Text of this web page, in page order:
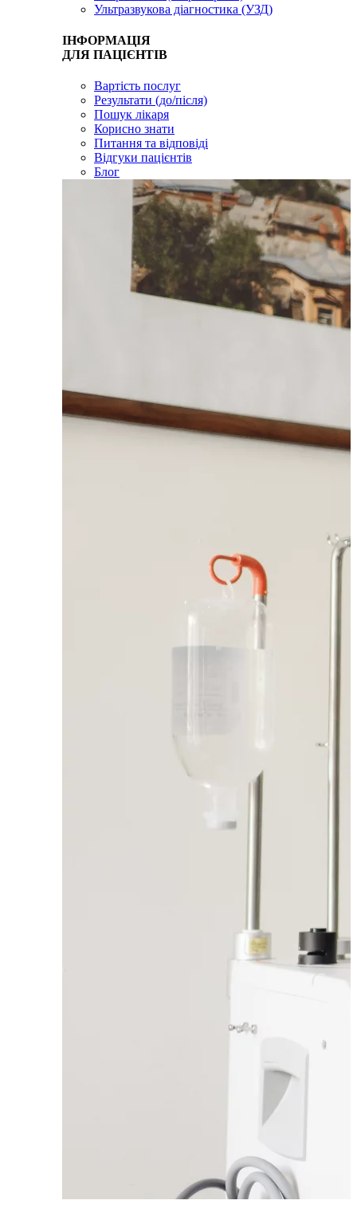
Ультразвукова діагностика (УЗД)
ІНФОРМАЦІЯ
ДЛЯ ПАЦІЄНТІВ
Вартість послуг
Результати (до/після)
Пошук лікаря
Корисно знати
Питання та відповіді
Відгуки пацієнтів
Блог